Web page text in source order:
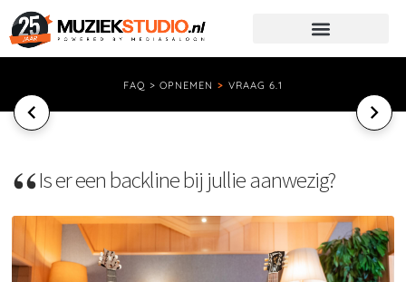
FAQ > OPNEMEN > VRAAG 6.1
Is er een backline bij jullie aanwezig?